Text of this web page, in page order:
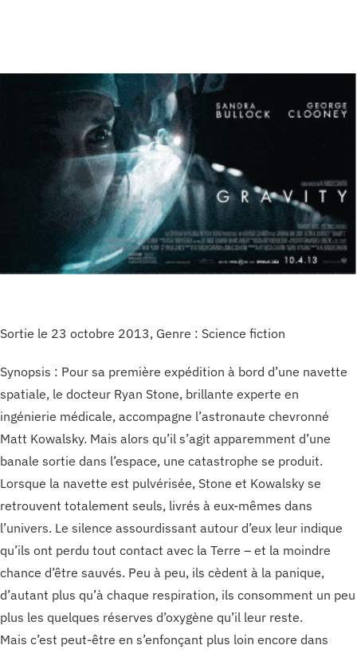
Sortie le 23 octobre 2013, Genre : Science fiction
Synopsis : Pour sa première expédition à bord d’une navette
spatiale, le docteur Ryan Stone, brillante experte en
ingénierie médicale, accompagne l’astronaute chevronné
Matt Kowalsky. Mais alors qu’il s’agit apparemment d’une
banale sortie dans l’espace, une catastrophe se produit.
Lorsque la navette est pulvérisée, Stone et Kowalsky se
retrouvent totalement seuls, livrés à eux-mêmes dans
l’univers. Le silence assourdissant autour d’eux leur indique
qu’ils ont perdu tout contact avec la Terre – et la moindre
chance d’être sauvés. Peu à peu, ils cèdent à la panique,
d’autant plus qu’à chaque respiration, ils consomment un peu
plus les quelques réserves d’oxygène qu’il leur reste.
Mais c’est peut-être en s’enfonçant plus loin encore dans